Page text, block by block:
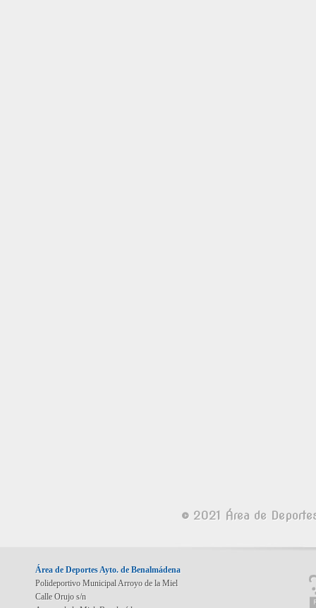
© 2021 Área de
Área de Deportes Ayto. de Benalmádena
Polideportivo Municipal Arroyo de la Miel
Calle Orujo s/n